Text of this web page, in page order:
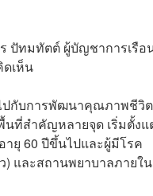
ปัทมทัตต์ ผู้บัญชาการเรือ
เห็น
ปกับการพัฒนาคุณภาพชีวิ
นที่สำคัญหลายจุด เริ่มตั้งแ
ยุ 60 ปีขึ้นไปและผู้มีโรค
) และสถานพยาบาลภายใน